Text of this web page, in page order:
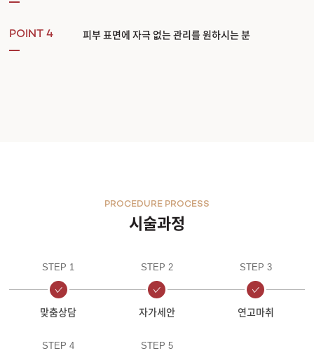
POINT 4 피부 표면에 자극 없는 관리를 원하시는 분
시술과정
PROCEDURE PROCESS
STEP 1
맞춤상담
STEP 2
자가세안
STEP 3
연고마취
STEP 4 STEP 5